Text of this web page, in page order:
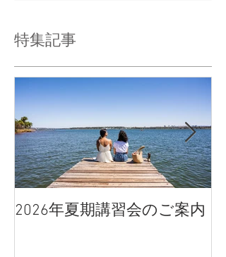
特集記事
2026年夏期講習会のご案内